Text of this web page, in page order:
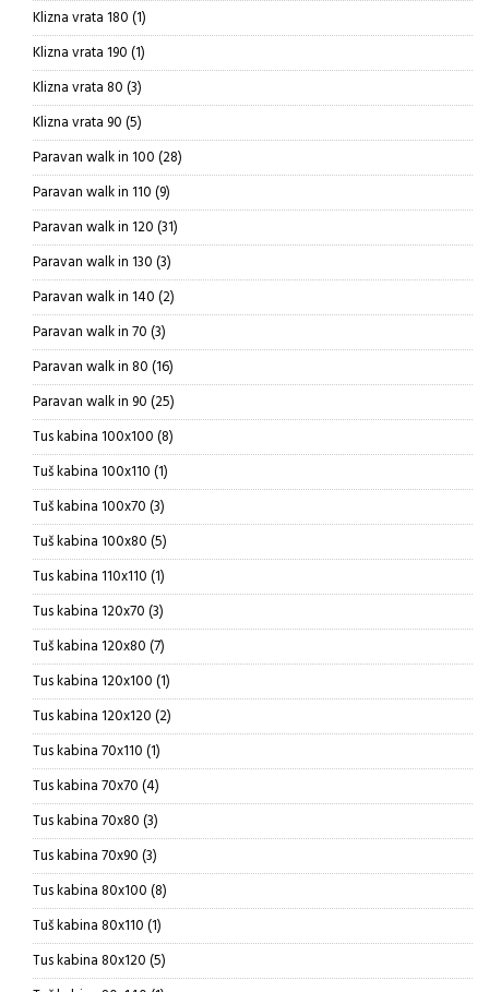
Klizna vrata 180 11
proizvod
Klizna vrata 190 11
proizvod
Klizna vrata 80 33
proizvoda
Klizna vrata 90 55
proizvoda
Paravan walk in 100 2828
proizvoda
Paravan walk in 110 99
proizvoda
Paravan walk in 120 3131
proizvod
Paravan walk in 130 33
proizvoda
Paravan walk in 140 22
proizvoda
Paravan walk in 70 33
proizvoda
Paravan walk in 80 1616
proizvoda
Paravan walk in 90 2525
proizvoda
Tus kabina 100x100 88
proizvoda
Tuš kabina 100x110 11
proizvod
Tuš kabina 100x70 33
proizvoda
Tuš kabina 100x80 55
proizvoda
Tus kabina 110x110 11
proizvod
Tus kabina 120x70 33
proizvoda
Tuš kabina 120x80 77
proizvoda
Tus kabina 120x100 11
proizvod
Tus kabina 120x120 22
proizvoda
Tus kabina 70x110 11
proizvod
Tus kabina 70x70 44
proizvoda
Tus kabina 70x80 33
proizvoda
Tus kabina 70x90 33
proizvoda
Tus kabina 80x100 88
proizvoda
Tuš kabina 80x110 11
proizvod
Tus kabina 80x120 55
proizvoda